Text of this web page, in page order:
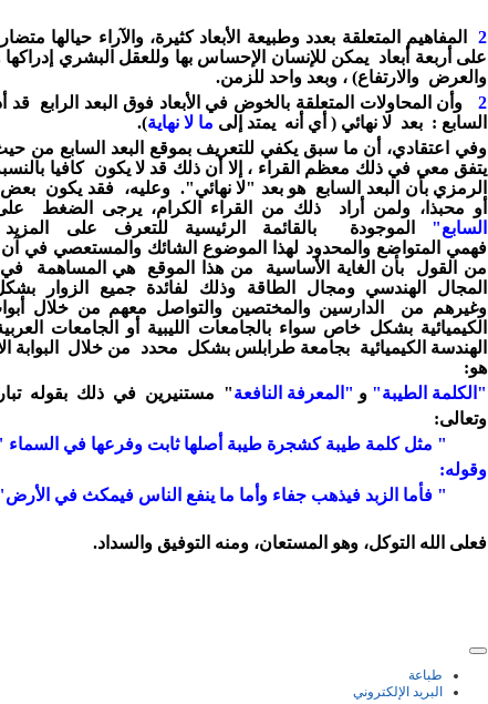
2 المفاهيم المتعلقة بعدد وطبيعة الأبعاد كثيرة، والآراء حيالها
على أربعة أبعاد يمكن للإنسان الإحساسبها وللعقل البشري
والعرض والارتفاع) ، وبعد واحد للزمن.
2
وأن المحاولات المتعلقة بالخوض في الأبعاد فوق البعد الرابع قد
السابع : بعد لا نهائي ( أي أنه يمتد إلى ما لا نهاية).
وفي اعتقادي، أن ما سبق يكفي للتعريف بموقع البعد السابع من
يتفق معي في ذلك معظم القراء ، إلا أن ذلك قد لا يكون كافيا
الرمزي بأن البعد
السابع هو بعد "لا نهائي".وعليه، فقد يكون بعض
أو محبذا، ولمن أراد ذلك من القراء الكرام، يرجى الضغط
السابع" الموجودةبالقائمة الرئيسية للتعرف على
فهمي
المتواضعوالمحدود لهذا الموضوع الشائك والمستعصي في
من القول بأن الغاية الأساسية من هذا الموقع هي المساهمة في
المجال
الهندسي ومجال الطاقة وذلك لفائدة جميع الزوار
وغيرهم من الدارسينوالمختصين والتواصل معهم من خلال
الكيميائية بشكل خاص سواء بالجامعات الليبية أو الجامعات
الهندسة الكيميائية بجامعة طرابلس بشكل محدد من خلال البوابة
هو:
"الكلمة الطيبة" و "المعرفة النافعة" مستنيرين في ذلك بقوله
وتعالى:
" مثل كلمة طيبة كشجرة طيبة أصلهاثابت وفرعها في السماء
وقوله:
" فأما الزبد فيذهب جفاء وأما ما ينفع الناس فيمكث في
فعلى الله التوكل، وهو المستعان، ومنه التوفيق والسداد.
طباعة
البريد الإلكتروني